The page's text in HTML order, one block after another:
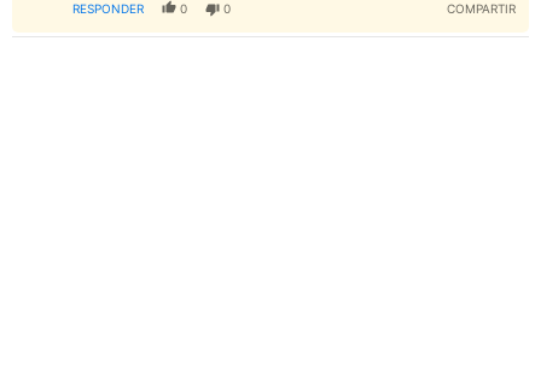
RESPONDER 0 0 COMPARTIR